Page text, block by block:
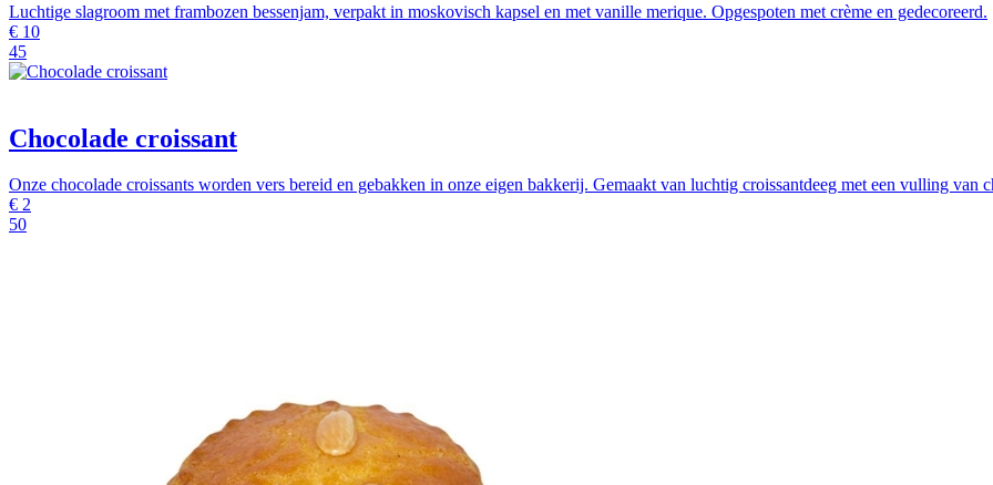
Luchtige slagroom met frambozen bessenjam, verpakt in moskovisch kapsel en met vanille merique. Opgespoten met crème en gedecoreerd.
€ 10
45
Chocolade croissant
Onze chocolade croissants worden vers bereid en gebakken in onze eigen bakkerij. Gemaakt van luchtig croissantdeeg met een vulling van
€ 2
50